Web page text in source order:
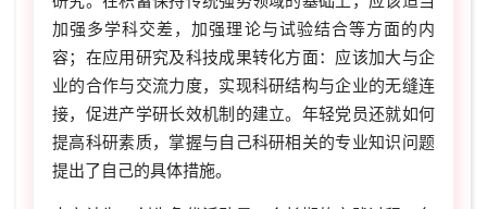
加强多学科交差，加强理论与试验结合等方面的内
容；在应用研究及科技成果转化方面：应该加大与企
业的合作与交流力度，实现科研结构与企业的无缝连
接，促进产学研长效机制的建立。年轻党员还就如何
提高科研素质，掌握与自己科研相关的专业知识问题
提出了自己的具体措施。